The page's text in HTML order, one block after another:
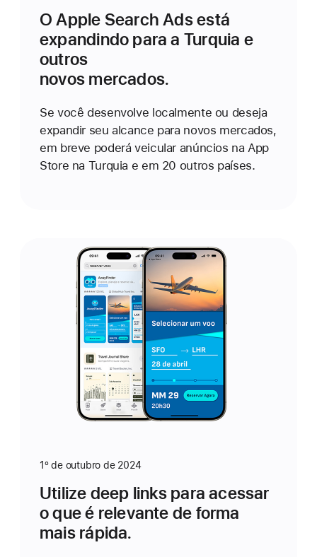
O Apple Search Ads está
expandindo para a Turquia e
outros
novos mercados.
Se você desenvolve localmente ou deseja
expandir seu alcance para novos mercados,
em breve poderá veicular anúncios na App
Store na Turquia e em 20 outros países.
1º de outubro de 2024
Utilize deep links para acessar
o que é relevante de forma
mais rápida.